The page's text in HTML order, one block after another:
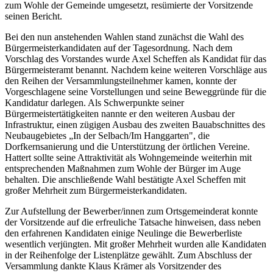
zum Wohle der Gemeinde umgesetzt, resümierte der Vorsitzende
seinen Bericht.
Bei den nun anstehenden Wahlen stand zunächst die Wahl des
Bürgermeisterkandidaten auf der Tagesordnung. Nach dem
Vorschlag des Vorstandes wurde Axel Scheffen als Kandidat für das
Bürgermeisteramt benannt. Nachdem keine weiteren Vorschläge aus
den Reihen der Versammlungsteilnehmer kamen, konnte der
Vorgeschlagene seine Vorstellungen und seine Beweggründe für die
Kandidatur darlegen. Als Schwerpunkte seiner
Bürgermeistertätigkeiten nannte er den weiteren Ausbau der
Infrastruktur, einen zügigen Ausbau des zweiten Bauabschnittes des
Neubaugebietes „In der Selbach/Im Hanggarten", die
Dorfkernsanierung und die Unterstützung der örtlichen Vereine.
Hattert sollte seine Attraktivität als Wohngemeinde weiterhin mit
entsprechenden Maßnahmen zum Wohle der Bürger im Auge
behalten. Die anschließende Wahl bestätigte Axel Scheffen mit
großer Mehrheit zum Bürgermeisterkandidaten.
Zur Aufstellung der Bewerber/innen zum Ortsgemeinderat konnte
der Vorsitzende auf die erfreuliche Tatsache hinweisen, dass neben
den erfahrenen Kandidaten einige Neulinge die Bewerberliste
wesentlich verjüngten. Mit großer Mehrheit wurden alle Kandidaten
in der Reihenfolge der Listenplätze gewählt. Zum Abschluss der
Versammlung dankte Klaus Krämer als Vorsitzender des